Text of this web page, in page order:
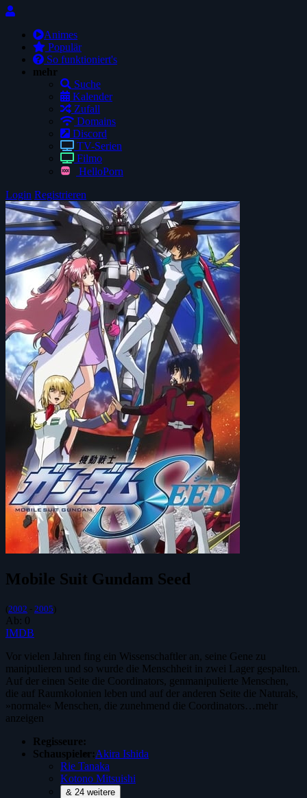
Animes
Populär
So funktioniert's
mehr
Suche
Kalender
Zufall
Domains
Discord
TV-Serien
Filmo
HelloPorn
Login Registrieren
Mobile Suit Gundam Seed
(2002 - 2005 )
Ab: 0
IMDB
Vor vielen Jahren fing ein Wissenschaftler an, seine Gene zu
manipulieren und so wurde die Menschheit in zwei Lager gespalten.
Auf der einen Seite die Coordinators, genmanipulierte Menschen,
die auf Raumkolonien leben und auf der anderen Seite die Naturals,
»normale« Menschen, die zunehmend die Coordinators…mehr
anzeigen
Regisseure:
Schauspieler:Akira Ishida
Rie Tanaka
Kotono Mitsuishi
& 24 weitere